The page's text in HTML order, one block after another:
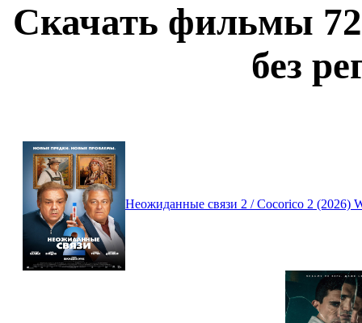
Скачать фильмы
без
Неожиданные связи 2 / Cocorico 2